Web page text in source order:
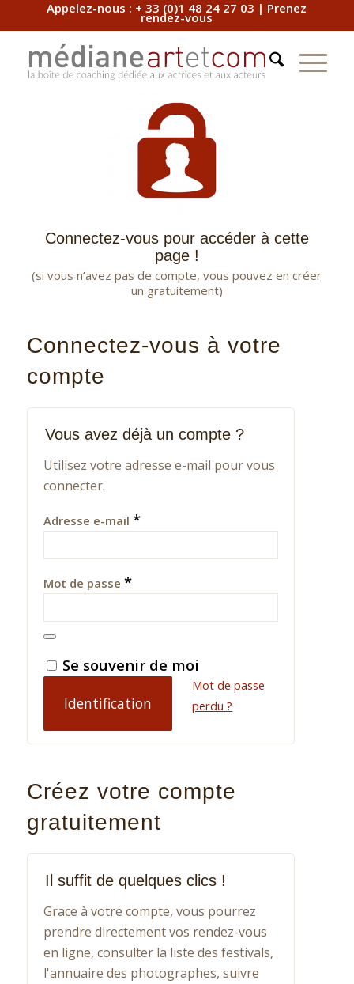
Appelez-nous : + 33 (0)1 48 24 27 03 | Prenez
rendez-vous
Connectez-vous pour accéder à cette
page !
(si vous n’avez pas de compte, vous pouvez en créer
un gratuitement)
Connectez-vous à votre
compte
Vous avez déjà un compte ?
Utilisez votre adresse e-mail pour vous
connecter.
Adresse e-mail *
Mot de passe *
Alternative:
Se souvenir de moi
Identification
Mot de passe
perdu ?
Créez votre compte
gratuitement
Il suffit de quelques clics !
Grace à votre compte, vous pourrez
prendre directement vos rendez-vous
en ligne, consulter la liste des festivals,
l'annuaire des photographes, suivre